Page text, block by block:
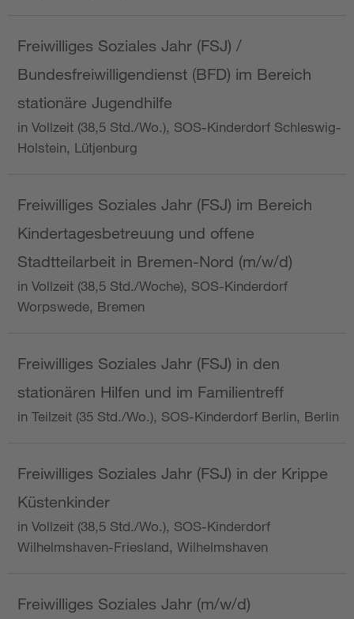
Freiwilliges Soziales Jahr (FSJ) /
Bundesfreiwilligendienst (BFD) im Bereich
stationäre Jugendhilfe
in Vollzeit (38,5 Std./Wo.), SOS-Kinderdorf Schleswig-
Holstein, Lütjenburg
Freiwilliges Soziales Jahr (FSJ) im Bereich
Kindertagesbetreuung und offene
Stadtteilarbeit in Bremen-Nord (m/w/d)
in Vollzeit (38,5 Std./Woche), SOS-Kinderdorf
Worpswede, Bremen
Freiwilliges Soziales Jahr (FSJ) in den
stationären Hilfen und im Familientreff
in Teilzeit (35 Std./Wo.), SOS-Kinderdorf Berlin, Berlin
Freiwilliges Soziales Jahr (FSJ) in der Krippe
Küstenkinder
in Vollzeit (38,5 Std./Wo.), SOS-Kinderdorf
Wilhelmshaven-Friesland, Wilhelmshaven
Freiwilliges Soziales Jahr (m/w/d)